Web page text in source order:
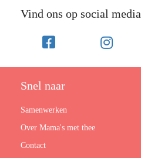
Vind ons op social media
Snel naar
Samenwerken
Over Mama's met thee
Contact